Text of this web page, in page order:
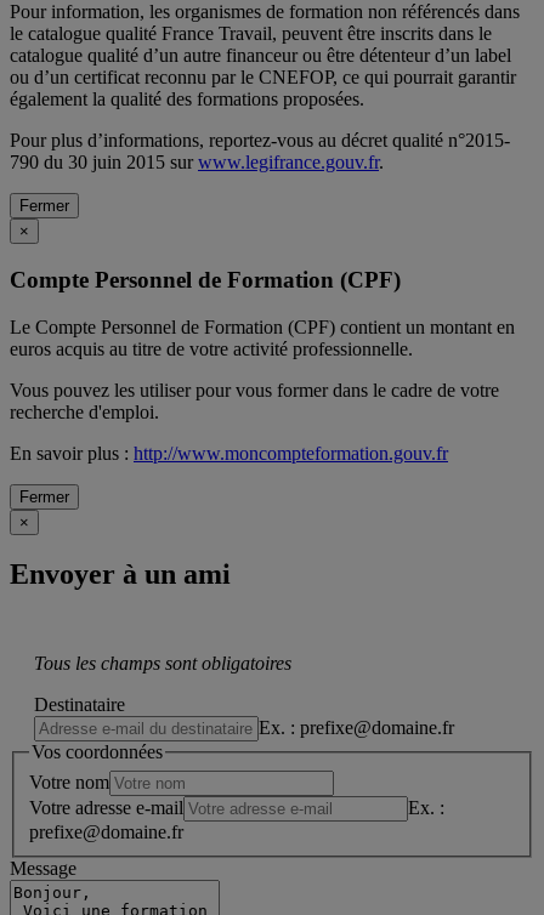
Pour information, les organismes de formation non référencés dans
le catalogue qualité France Travail, peuvent être inscrits dans le
catalogue qualité d’un autre financeur ou être détenteur d’un label
ou d’un certificat reconnu par le CNEFOP, ce qui pourrait garantir
également la qualité des formations proposées.
Pour plus d’informations, reportez-vous au décret qualité n°2015-
790 du 30 juin 2015 surwww.legifrance.gouv.fr.
Fermer
×
Compte Personnel de Formation (CPF)
Le Compte Personnel de Formation (CPF) contient un montant en
euros acquis au titre de votre activité professionnelle.
Vous pouvez les utiliser pour vous former dans le cadre de votre
recherche d'emploi.
En savoir plus : http://www.moncompteformation.gouv.fr
Fermer
×
Envoyer à un ami
Tous les champs sont obligatoires
Destinataire
Ex. : prefixe@domaine.fr
Vos coordonnées
Votre nom
Votre adresse e-mail
Ex. :
prefixe@domaine.fr
Message